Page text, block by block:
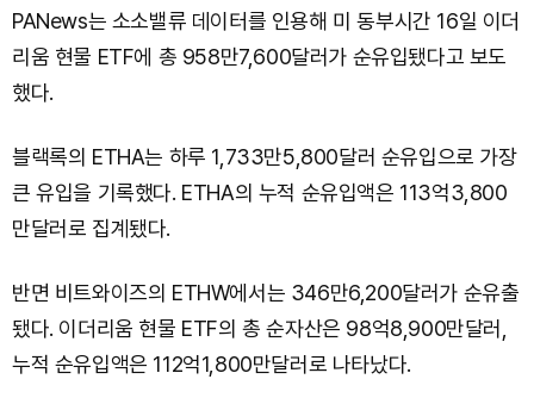
PANews는 소소밸류 데이터를 인용해 미 동부시간 16일 이더
리움 현물 ETF에 총 958만7,600달러가 순유입됐다고 보도
했다.
블랙록의 ETHA는 하루 1,733만5,800달러 순유입으로 가장
큰 유입을 기록했다. ETHA의 누적 순유입액은 113억3,800
만달러로 집계됐다.
반면 비트와이즈의 ETHW에서는 346만6,200달러가 순유출
됐다. 이더리움 현물 ETF의 총 순자산은 98억8,900만달러,
누적 순유입액은 112억1,800만달러로 나타났다.